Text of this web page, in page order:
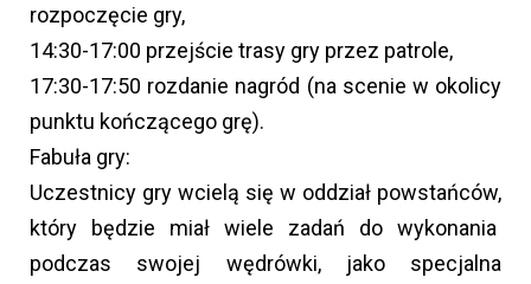
rozpoczęcie gry,
14:30-17:00 przejście trasy gry przez patrole,
17:30-17:50 rozdanie nagród (na scenie w okolicy
punktu kończącego grę).
Fabuła gry:
Uczestnicy gry wcielą się w oddział powstańców,
który będzie miał wiele zadań do wykonania
podczas swojej wędrówki, jako specjalna